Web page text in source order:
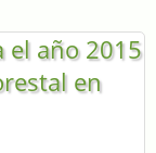
el año 2015
en